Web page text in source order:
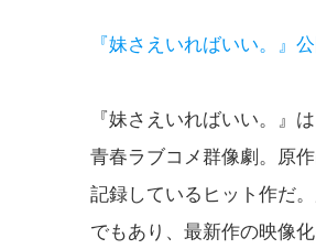
『妹さえいればいい。』
『妹さえいればいい。』
青春ラブコメ群像劇。原
記録しているヒット作だ
でもあり、最新作の映像